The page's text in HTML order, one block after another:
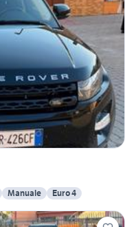
Manuale Euro 4